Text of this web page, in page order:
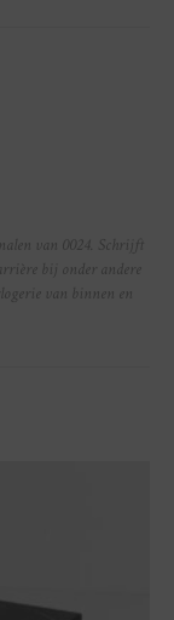
van 0024. Schrijft
bij onder andere
van binnen en